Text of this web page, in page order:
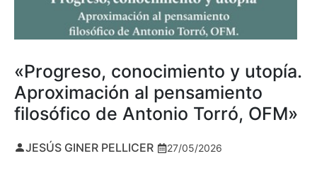
«Progreso, conocimiento y utopía.
Aproximación al pensamiento
filosófico de Antonio Torró, OFM»
JESÚS GINER PELLICER 27/05/2026